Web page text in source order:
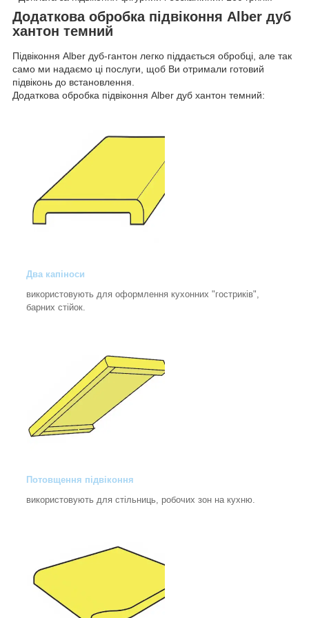
Додаткова обробка підвіконня Alber дуб
хантон темний
Підвіконня Alber дуб-гантон легко піддається обробці, але так
само ми надаємо ці послуги, щоб Ви отримали готовий
підвіконь до встановлення.
Додаткова обробка підвіконня Alber дуб хантон темний:
Два капіноси
використовують для оформлення кухонних "гостриків",
барних стійок.
Потовщення підвіконня
використовують для стільниць, робочих зон на кухню.